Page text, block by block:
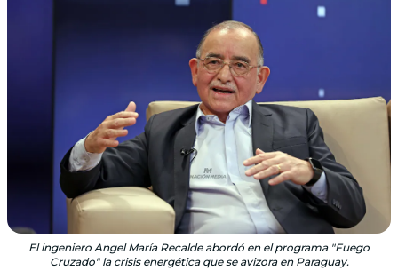
El ingeniero Angel María Recalde abordó en el programa "Fuego
Cruzado" la crisis energética que se avizora en Paraguay.